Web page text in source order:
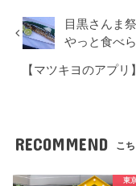
目黒さんま
やっと食べ
【マツキヨのアプ
RECOMMEND こ
東